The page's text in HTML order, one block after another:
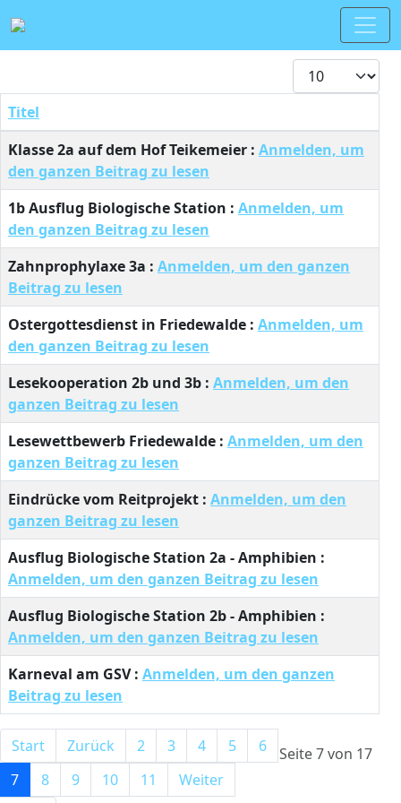
Anzeige #
Beiträge
Titel
Klasse 2a auf dem Hof Teikemeier : Anmelden, um
den ganzen Beitrag zu lesen
1b Ausflug Biologische Station : Anmelden, um
den ganzen Beitrag zu lesen
Zahnprophylaxe 3a : Anmelden, um den ganzen
Beitrag zu lesen
Ostergottesdienst in Friedewalde : Anmelden, um
den ganzen Beitrag zu lesen
Lesekooperation 2b und 3b : Anmelden, um den
ganzen Beitrag zu lesen
Lesewettbewerb Friedewalde : Anmelden, um den
ganzen Beitrag zu lesen
Eindrücke vom Reitprojekt : Anmelden, um den
ganzen Beitrag zu lesen
Ausflug Biologische Station 2a - Amphibien :
Anmelden, um den ganzen Beitrag zu lesen
Ausflug Biologische Station 2b - Amphibien :
Anmelden, um den ganzen Beitrag zu lesen
Karneval am GSV : Anmelden, um den ganzen
Beitrag zu lesen
Seite 7 von 17
Start Zurück 2 3 4 5
6
7
8 9 10 11 Weiter